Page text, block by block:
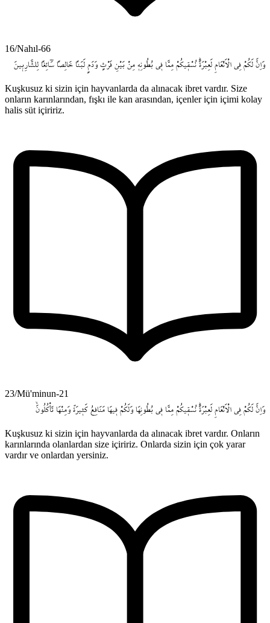
16/Nahıl-66
وَاِنَّ لَكُمْ فِي الْاَنْعَامِ لَعِبْرَةًۜ نُسْق۪يكُمْ مِمَّا ف۪ي بُطُونِه۪ مِنْ بَيْنِ فَرْثٍ وَدَمٍ لَبَناً خَالِصاً سَٓائِغاً لِلشَّارِب۪ينَ
Kuşkusuz ki sizin için hayvanlarda da alınacak ibret vardır. Size
onların karınlarından, fışkı ile kan arasından, içenler için içimi kolay
halis süt içiririz.
23/Mü'minun-21
وَاِنَّ لَكُمْ فِي الْاَنْعَامِ لَعِبْرَةًۜ نُسْق۪يكُمْ مِمَّا ف۪ي بُطُونِهَا وَلَكُمْ ف۪يهَا مَنَافِعُ كَث۪يرَةٌ وَمِنْهَا تَأْكُلُونَۙ
Kuşkusuz ki sizin için hayvanlarda da alınacak ibret vardır. Onların
karınlarında olanlardan size içiririz. Onlarda sizin için çok yarar
vardır ve onlardan yersiniz.